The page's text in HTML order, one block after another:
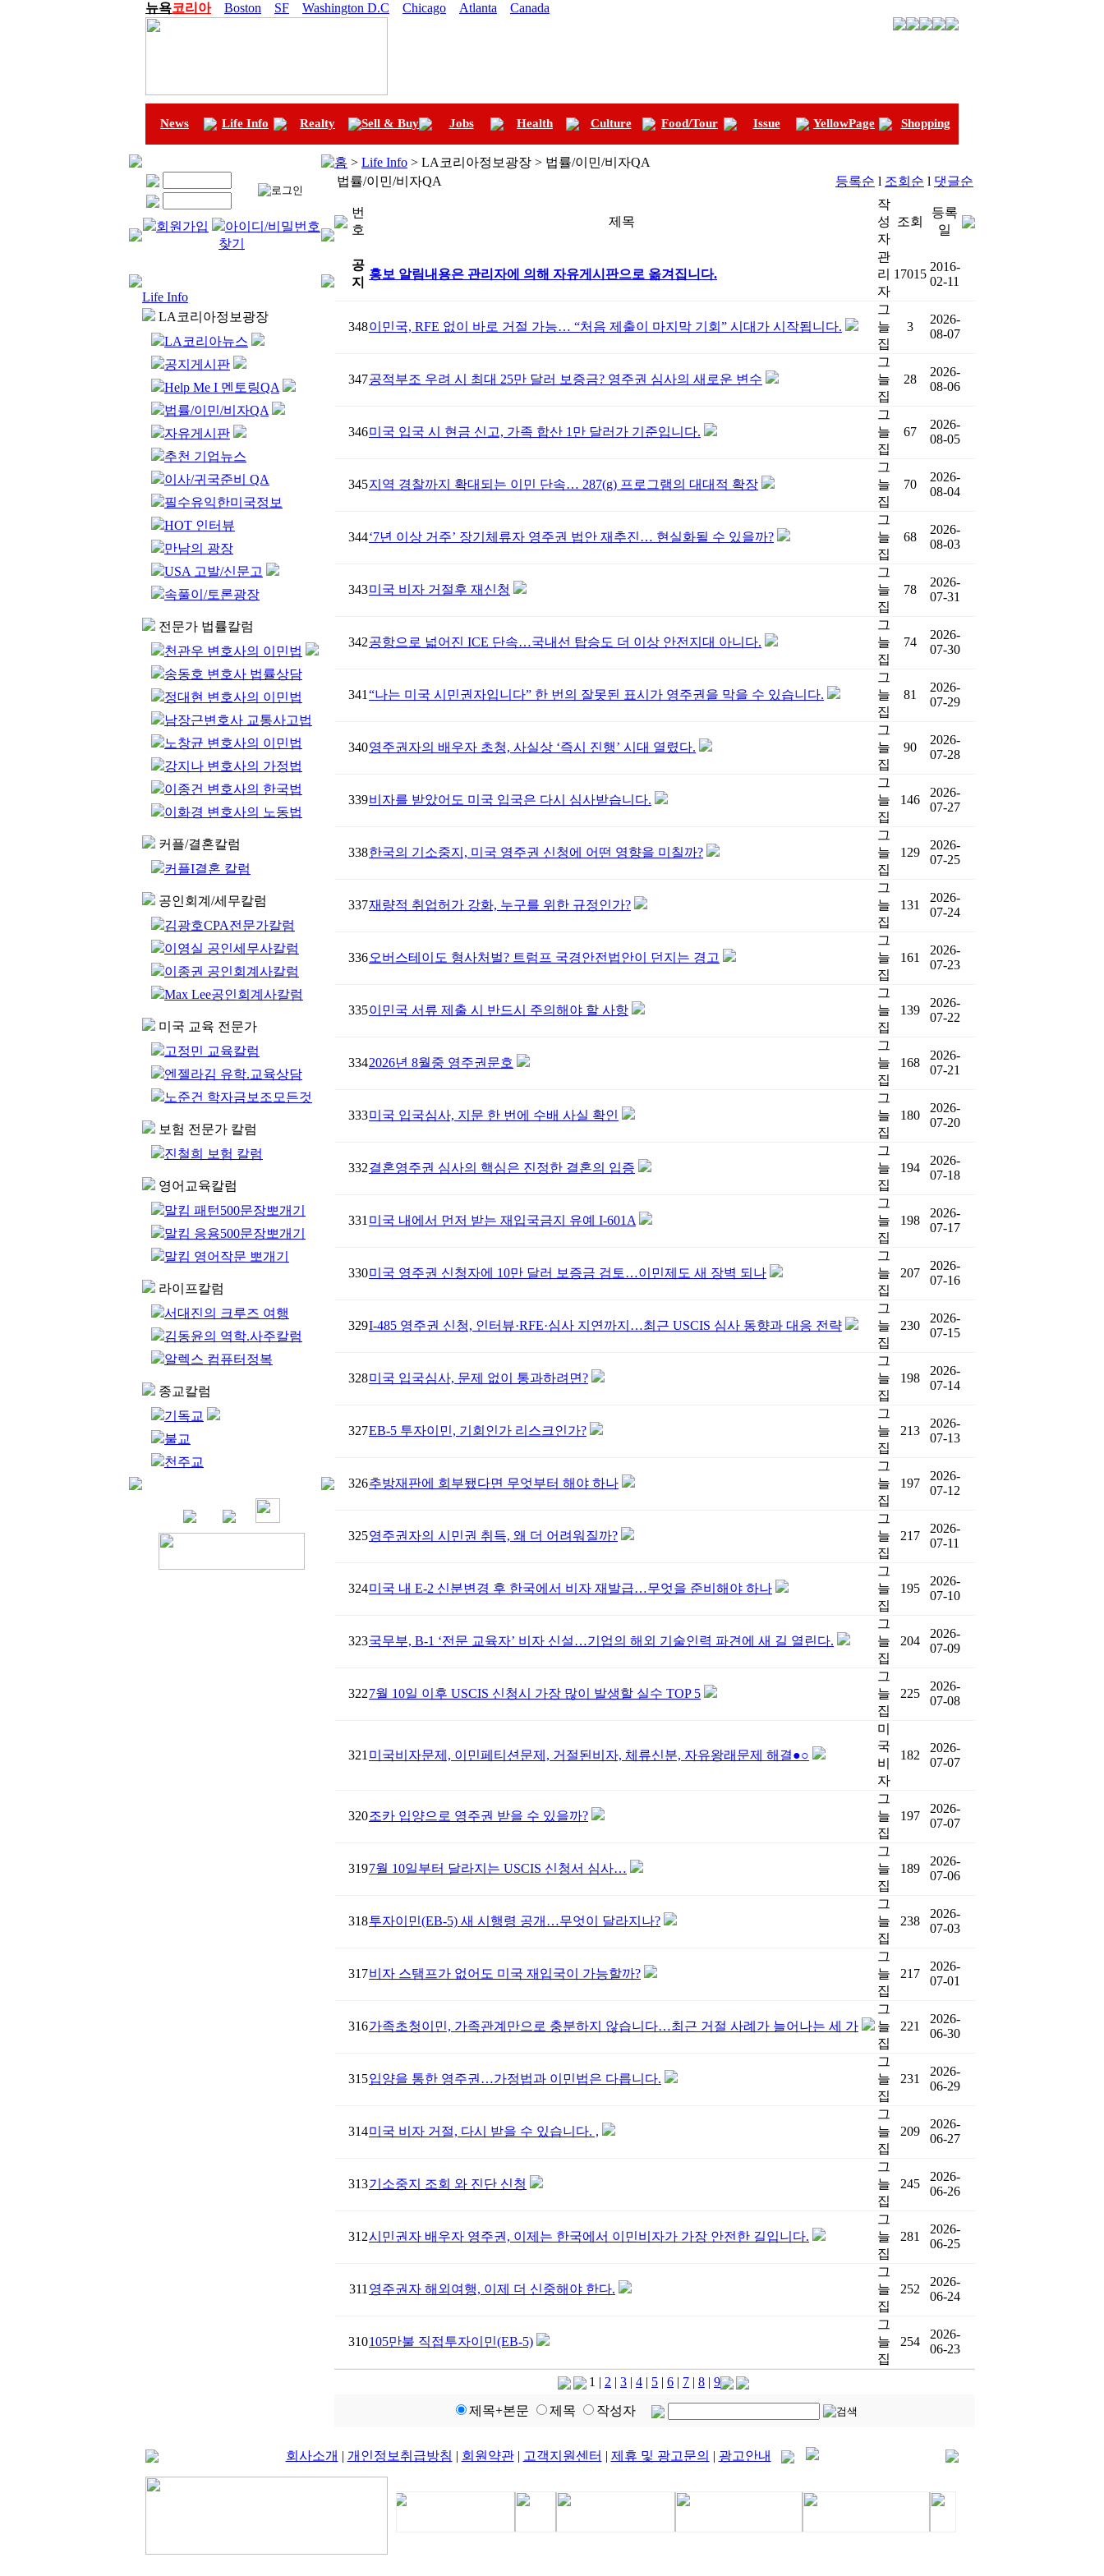
뉴욕코리아 Boston SF Washington D.C Chicago Atlanta Canada
News Life Info Realty Sell & Buy Jobs Health Culture Food/Tour Issue YellowPage Shopping
회원가입
아이디/비밀번호
찾기
Life Info
LA코리아정보광장
LA코리아뉴스
공지게시판
Help Me I 멘토링QA
법률/이민/비자QA
자유게시판
추천 기업뉴스
이사/귀국준비 QA
필수유익한미국정보
HOT 인터뷰
만남의 광장
USA 고발/신문고
속풀이/토론광장
전문가 법률칼럼
천관우 변호사의 이민법
송동호 변호사 법률상담
정대현 변호사의 이민법
남장근변호사 교통사고법
노창균 변호사의 이민법
강지나 변호사의 가정법
이종건 변호사의 한국법
이화경 변호사의 노동법
커플/결혼칼럼
커플I결혼 칼럼
공인회계/세무칼럼
김광호CPA전문가칼럼
이영실 공인세무사칼럼
이종권 공인회계사칼럼
Max Lee공인회계사칼럼
미국 교육 전문가
고정민 교육칼럼
엔젤라김 유학.교육상담
노준건 학자금보조모든것
보험 전문가 칼럼
진철희 보험 칼럼
영어교육칼럼
말킴 패턴500문장뽀개기
말킴 응용500문장뽀개기
말킴 영어작문 뽀개기
라이프칼럼
서대진의 크루즈 여행
김동윤의 역학.사주칼럼
알렉스 컴퓨터정복
종교칼럼
기독교
불교
천주교
홈 > Life Info > LA코리아정보광장 > 법률/이민/비자QA
법률/이민/비자QA
등록순 l 조회순 l 댓글순
번
호
제목
작
성
자
조회
등록
일
공
지
홍보 알림내용은 관리자에 의해 자유게시판으로 옮겨집니다.
관
리
자
17015
2016-
02-11
348이민국, RFE 없이 바로 거절 가능… “처음 제출이 마지막 기회” 시대가 시작됩니다.
그
늘
집
3
2026-
08-07
347공적부조 우려 시 최대 25만 달러 보증금? 영주권 심사의 새로운 변수
그
늘
집
28
2026-
08-06
346미국 입국 시 현금 신고, 가족 합산 1만 달러가 기준입니다.
그
늘
집
67
2026-
08-05
345지역 경찰까지 확대되는 이민 단속… 287(g) 프로그램의 대대적 확장
그
늘
집
70
2026-
08-04
344‘7년 이상 거주’ 장기체류자 영주권 법안 재추진… 현실화될 수 있을까?
그
늘
집
68
2026-
08-03
343미국 비자 거절후 재신청
그
늘
집
78
2026-
07-31
342공항으로 넓어진 ICE 단속…국내선 탑승도 더 이상 안전지대 아니다.
그
늘
집
74
2026-
07-30
341 “나는 미국 시민권자입니다” 한 번의 잘못된 표시가 영주권을 막을 수 있습니다.
그
늘
집
81
2026-
07-29
340영주권자의 배우자 초청, 사실상 ‘즉시 진행’ 시대 열렸다.
그
늘
집
90
2026-
07-28
339비자를 받았어도 미국 입국은 다시 심사받습니다.
그
늘
집
146
2026-
07-27
338한국의 기소중지, 미국 영주권 신청에 어떤 영향을 미칠까?
그
늘
집
129
2026-
07-25
337재량적 취업허가 강화, 누구를 위한 규정인가?
그
늘
집
131
2026-
07-24
336오버스테이도 형사처벌? 트럼프 국경안전법안이 던지는 경고
그
늘
집
161
2026-
07-23
335이민국 서류 제출 시 반드시 주의해야 할 사항
그
늘
집
139
2026-
07-22
3342026년 8월중 영주권문호
그
늘
집
168
2026-
07-21
333미국 입국심사, 지문 한 번에 수배 사실 확인
그
늘
집
180
2026-
07-20
332결혼영주권 심사의 핵심은 진정한 결혼의 입증
그
늘
집
194
2026-
07-18
331 미국 내에서 먼저 받는 재입국금지 유예 I-601A
그
늘
집
198
2026-
07-17
330미국 영주권 신청자에 10만 달러 보증금 검토…이민제도 새 장벽 되나
그
늘
집
207
2026-
07-16
329I-485 영주권 신청, 인터뷰·RFE·심사 지연까지…최근 USCIS 심사 동향과 대응 전략
그
늘
집
230
2026-
07-15
328미국 입국심사, 문제 없이 통과하려면?
그
늘
집
198
2026-
07-14
327EB-5 투자이민, 기회인가 리스크인가?
그
늘
집
213
2026-
07-13
326추방재판에 회부됐다면 무엇부터 해야 하나
그
늘
집
197
2026-
07-12
325영주권자의 시민권 취득, 왜 더 어려워질까?
그
늘
집
217
2026-
07-11
324미국 내 E-2 신분변경 후 한국에서 비자 재발급…무엇을 준비해야 하나
그
늘
집
195
2026-
07-10
323국무부, B-1 ‘전문 교육자’ 비자 신설…기업의 해외 기술인력 파견에 새 길 열린다.
그
늘
집
204
2026-
07-09
3227월 10일 이후 USCIS 신청시 가장 많이 발생할 실수 TOP 5
그
늘
집
225
2026-
07-08
321 미국비자문제, 이민페티션문제, 거절된비자, 체류신분, 자유왕래문제 해결●○
미
국
비
자
182
2026-
07-07
320조카 입양으로 영주권 받을 수 있을까?
그
늘
집
197
2026-
07-07
3197월 10일부터 달라지는 USCIS 신청서 심사…
그
늘
집
189
2026-
07-06
318투자이민(EB-5) 새 시행령 공개…무엇이 달라지나?
그
늘
집
238
2026-
07-03
317비자 스탬프가 없어도 미국 재입국이 가능할까?
그
늘
집
217
2026-
07-01
316가족초청이민, 가족관계만으로 충분하지 않습니다…최근 거절 사례가 늘어나는 세 가
그
늘
집
221
2026-
06-30
315입양을 통한 영주권…가정법과 이민법은 다릅니다.
그
늘
집
231
2026-
06-29
314미국 비자 거절, 다시 받을 수 있습니다. ,
그
늘
집
209
2026-
06-27
313기소중지 조회 와 진단 신청
그
늘
집
245
2026-
06-26
312시민권자 배우자 영주권, 이제는 한국에서 이민비자가 가장 안전한 길입니다.
그
늘
집
281
2026-
06-25
311 영주권자 해외여행, 이제 더 신중해야 한다.
그
늘
집
252
2026-
06-24
310105만불 직접투자이민(EB-5)
그
늘
집
254
2026-
06-23
1 | 2 | 3 | 4 | 5 | 6 | 7 | 8 | 9
제목+본문 제목 작성자
회사소개 | 개인정보취급방침 | 회원약관| 고객지원센터 | 제휴 및 광고문의 | 광고안내